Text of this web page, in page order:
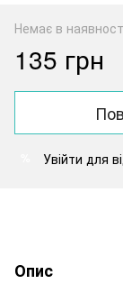
Немає в
135 грн
Увійти для
Опис